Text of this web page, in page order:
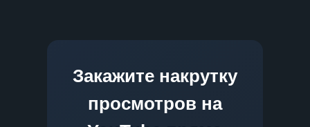
Закажите накрутку
просмотров на